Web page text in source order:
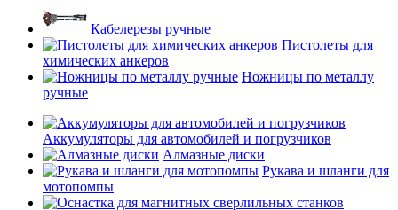
Кабелерезы ручные
Пистолеты для
химических анкеров
Ножницы по металлу
ручные
Аккумуляторы для автомобилей и погрузчиков
Алмазные диски
Рукава и шланги для
мотопомпы